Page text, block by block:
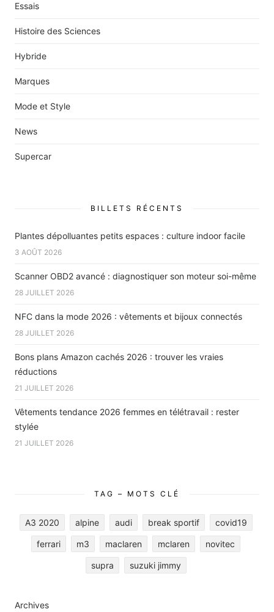
Essais
Histoire des Sciences
Hybride
Marques
Mode et Style
News
Supercar
BILLETS RÉCENTS
Plantes dépolluantes petits espaces : culture indoor facile
3 AOÛT 2026
Scanner OBD2 avancé : diagnostiquer son moteur soi-même
28 JUILLET 2026
NFC dans la mode 2026 : vêtements et bijoux connectés
28 JUILLET 2026
Bons plans Amazon cachés 2026 : trouver les vraies
réductions
21 JUILLET 2026
Vêtements tendance 2026 femmes en télétravail : rester
stylée
21 JUILLET 2026
TAG – MOTS CLÉ
A3 2020 alpine audi break sportif covid19
ferrari m3 maclaren mclaren novitec
supra suzuki jimmy
Archives